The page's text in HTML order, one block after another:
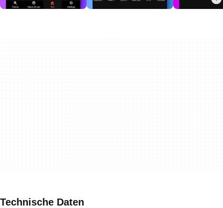
Technische Daten